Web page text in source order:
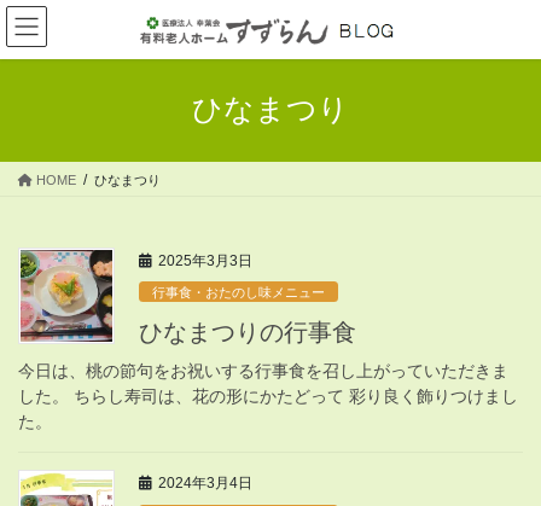
コ
ン
テ
ス
ナ
ビ
ゲ
ン
ひなまつり
HOME ひなまつり
2025年3月3日
行事食・おたのし味メニュー
ひなまつりの行事食
今日は、桃の節句をお祝いする行事食を召し上がっていただきま
した。 ちらし寿司は、花の形にかたどって 彩り良く飾りつけまし
た。
2024年3月4日